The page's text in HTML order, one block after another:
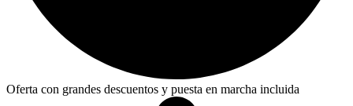
Oferta con grandes descuentos y puesta en marcha incluida